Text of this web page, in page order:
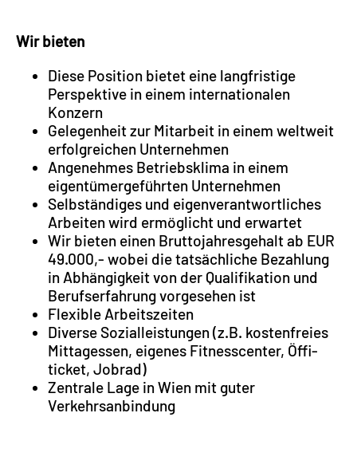
Wir bieten
Diese Position bietet eine langfristige
Perspektive in einem internationalen
Konzern
Gelegenheit zur Mitarbeit in einem weltweit
erfolgreichen Unternehmen
Angenehmes Betriebsklima in einem
eigentümergeführten Unternehmen
Selbständiges und eigenverantwortliches
Arbeiten wird ermöglicht und erwartet
Wir bieten einen Bruttojahresgehalt ab EUR
49.000,- wobei die tatsächliche Bezahlung
in Abhängigkeit von der Qualifikation und
Berufserfahrung vorgesehen ist
Flexible Arbeitszeiten
Diverse Sozialleistungen (z.B. kostenfreies
Mittagessen, eigenes Fitnesscenter, Öffi-
ticket, Jobrad)
Zentrale Lage in Wien mit guter
Verkehrsanbindung